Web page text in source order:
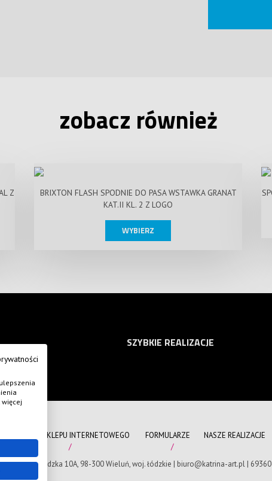
zobacz również
Z
BRIXTON FLASH SPODNIE DO PASA WSTAWKA GRANAT
KAT.II KL. 2 Z LOGO
WYBIERZ
SZYBKIE REALIZACJE
REGULAMIN SKLEPU INTERNETOWEGO FORMULARZE NASZE REALIZACJE
| ul. Sieradzka 10A, 98-300 Wieluń, woj. łódzkie | biuro@katrina-art.pl |
więcej